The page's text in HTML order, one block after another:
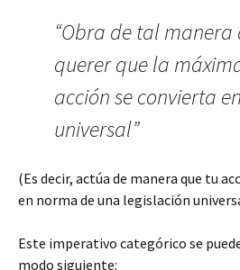
“Obra de tal manera
querer que la
acción se convierta
universal”
(Es decir, actúa de manera que tu
en norma de una legislación
Este imperativo categórico se
modo siguiente: